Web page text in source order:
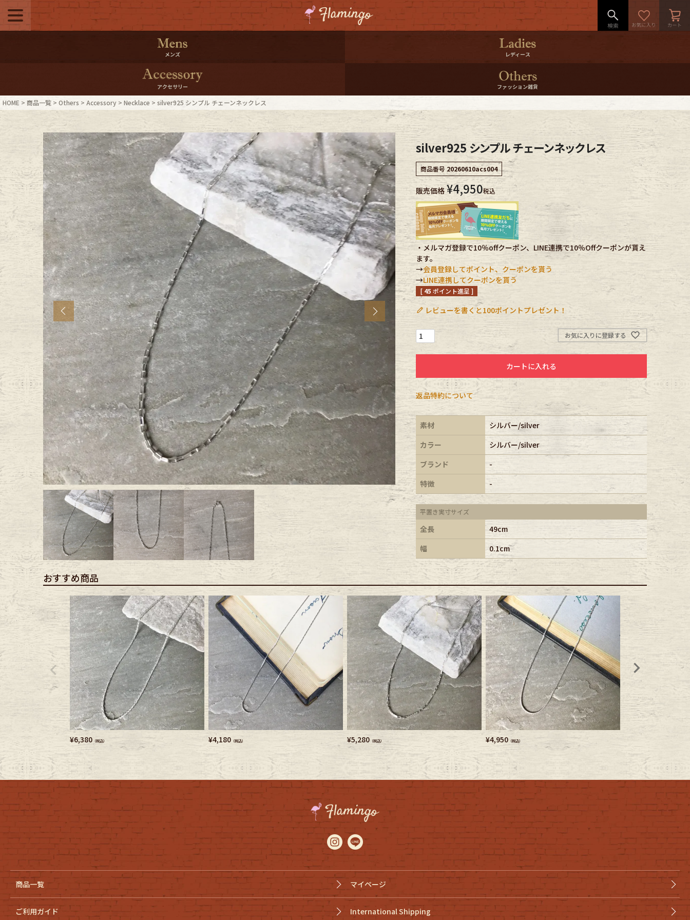
500pt＆10％Offクーポンプレゼント
10％0ffクーポンプレゼント
ログイン・会員登録 LINE ID連携
お気に入り マイページ
ご利用ガイド International Shipping
店舗紹介 特集一覧
ブランドから探す スタッフコーディネート
年代から探す 古着卸DOCK
メンズ商品カテゴリーから探す
Tops Outer
Bottoms Fafatt
レディース商品カテゴリーから探す
Tops Bottoms
Outer One Piece
Fafatt Kidswear
小物・アクセサリーから探す
Eye Wear Cap
Bag Stall・Scarf
Accessory Shoes
antique goods
vintage bicycle
FAFATT
メンズ レディース
アクセサリー ファッション雑貨
HOME 商品一覧 Others Accessory Necklace silver925 シンプル チェーンネックレス
Previous Next
silver925 シンプル チェーンネックレス
商品番号 20260610acs004
販売価格 ¥4,950税込
・メルマガ登録で10％offクーポン、LINE連携で10％Offクーポンが貰え
ます。
→会員登録してポイント、クーポンを貰う
→LINE連携してクーポンを貰う
[ 45 ポイント進呈 ]
レビューを書くと100ポイントプレゼント！
お気に入りに登録する
カートに入れる
返品特約について
素材
シルバー/silver
カラー
シルバー/silver
ブランド
-
特徴
-
平置き実寸サイズ
全長
49cm
幅
0.1cm
おすすめ商品
¥6,380 （税込） ¥4,180 （税込） ¥5,280 （税込） ¥4,950 （税込）
商品一覧 マイページ
ご利用ガイド International Shipping